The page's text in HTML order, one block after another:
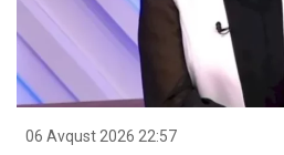
06 Avqust 2026 22:57